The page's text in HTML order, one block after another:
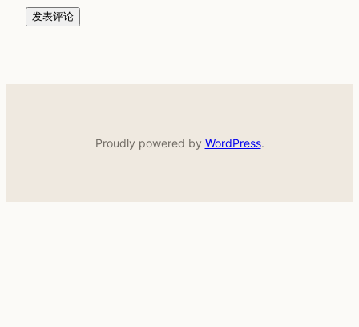
Proudly powered by WordPress.